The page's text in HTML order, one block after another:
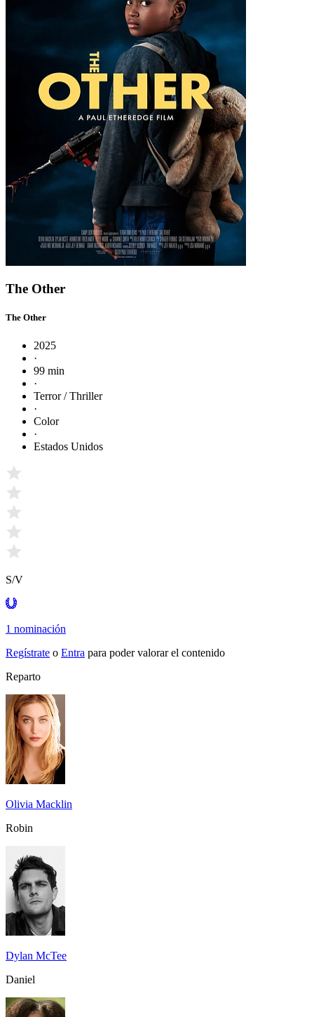
The Other
The Other
2025
·
99 min
·
Terror / Thriller
·
Color
·
Estados Unidos
S/V
1 nominación
Regístrate o Entra para poder valorar el contenido
Reparto
Olivia Macklin
Robin
Dylan McTee
Daniel